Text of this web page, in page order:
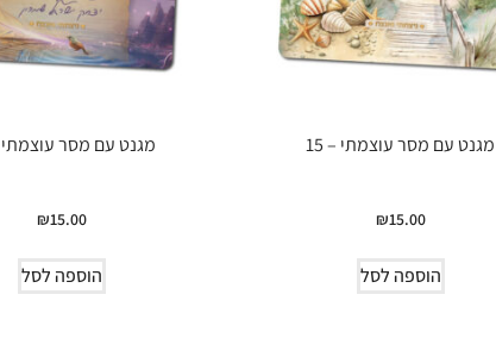
מגנט עם מסר עוצמתי – 15
₪15.00
הוספה לסל
מגנט עם מסר עוצמתי –
₪15.00
הוספה לסל